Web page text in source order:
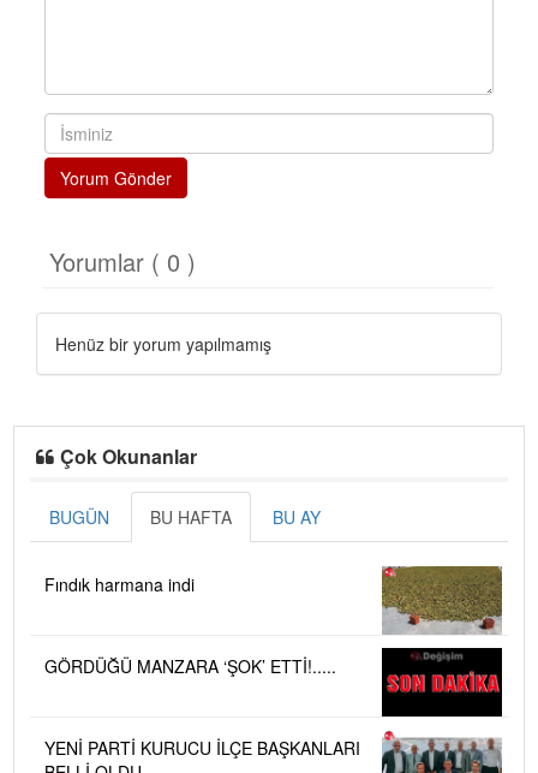
Yorum Gönder
Yorumlar ( 0 )
Henüz bir yorum yapılmamış
Çok Okunanlar
BUGÜN BU HAFTA BU AY
Fındık harmana indi
GÖRDÜĞÜ MANZARA ‘ŞOK’ ETTİ!.....
YENİ PARTİ KURUCU İLÇE BAŞKANLARI